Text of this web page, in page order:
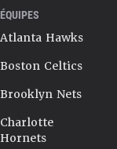
ÉQUIPES
Atlanta Hawks
Boston Celtics
Brooklyn Nets
Charlotte
Hornets